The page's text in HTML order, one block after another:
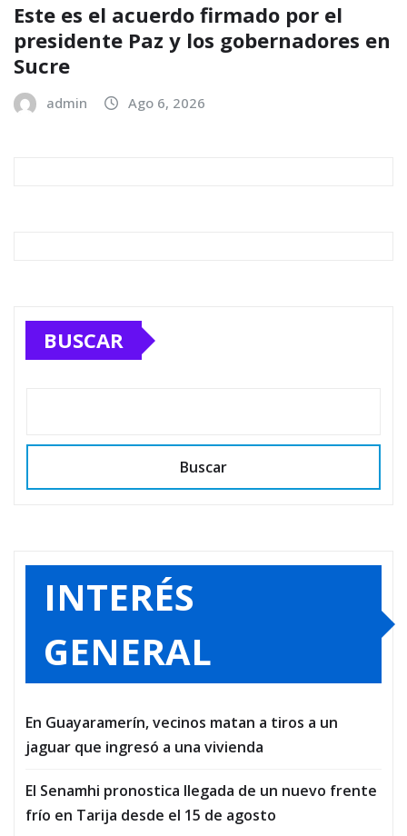
Este es el acuerdo firmado por el
presidente Paz y los gobernadores en
Sucre
admin Ago 6, 2026
BUSCAR
Buscar
INTERÉS
GENERAL
En Guayaramerín, vecinos matan a tiros a un
jaguar que ingresó a una vivienda
El Senamhi pronostica llegada de un nuevo frente
frío en Tarija desde el 15 de agosto